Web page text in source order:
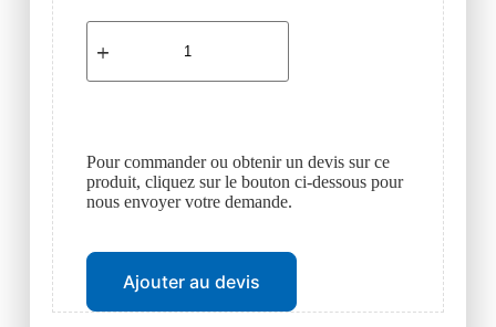
Pour commander ou obtenir un devis sur ce
produit, cliquez sur le bouton ci-dessous pour
nous envoyer votre demande.
Ajouter au devis